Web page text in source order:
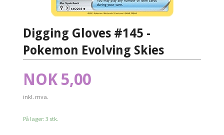
Digging Gloves #145 -
Pokemon Evolving Skies
Pris
NOK 5,00
inkl. mva.
På lager: 3 stk.